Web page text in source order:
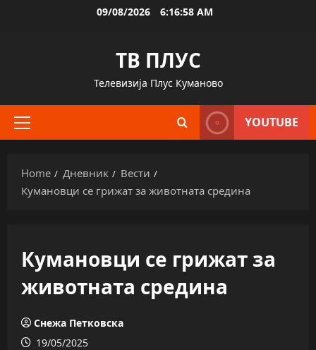
09/08/2026 6:16:58 AM
ТВ ПЛУС
Телевизија Плус Куманово
Primary
YOUTUBE
Home Дневник
Вести
Кумановци се грижат за животната средина
Кумановци се грижат за
животната средина
Снежа Петковска
19/05/2025